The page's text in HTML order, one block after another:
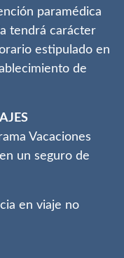
paramédica
tendrá carácter
estipulado en
de
Vacaciones
un seguro de
en viaje no